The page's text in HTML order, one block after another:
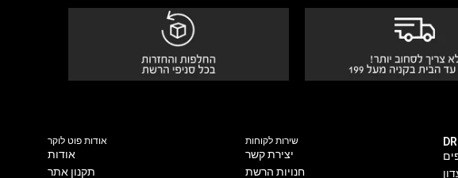
אודות פוט לוקר
אודות
תקנון אתר
שירות לקוחות
יצירת קשר
חנויות הרשת